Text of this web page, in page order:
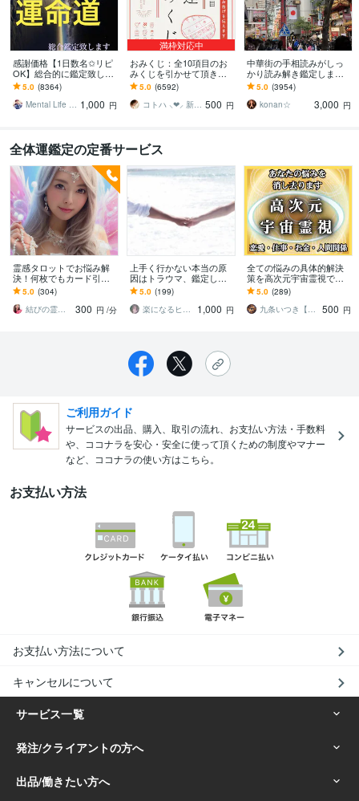
感謝価格【1日数名✩リピ
OK】総合的に鑑定致しま
す ✞後悔させません【未
来を良くする✩人生のヒン
ト】アドバイス付
5.0 (8364)
Mental Life Design 1,000 円
満枠対応中
おみくじ：全10項目のお
みくじを引かせて頂きま
す ㊙あなた様がこの先ど
う進むかの道しるべにな
さってください！
5.0 (6592)
コトハ ⸜❤︎⸝ 新サービス提供開始✨️ 500 円
中華街の手相読みがしっ
かり読み解き鑑定します
☆今後10年ほどの流れか
ら、良い時期、悪い時期
もお伝えします
5.0 (3954)
konan☆
3,000 円
全体運鑑定の定番サービス
霊感タロットでお悩み解
決！何枚でもカード引き
視ます あなたの抱える心
の疑問や不安、なんでも
お答え！！
5.0 (304)
結びの霊感鑑定士♡心の守護者優真（ゆうま
300 円 /分
上手く行かない本当の原
因はトラウマ、鑑定しま
す トラウマが人を負の人
間にして負を引き寄せ
る、オプションで解除
5.0 (199)
楽になるヒーリング
1,000 円
全ての悩みの具体的解決
策を高次元宇宙霊視で伝
えます 【全方位・人生好
転】恋愛・仕事・金銭・
人間関係・健康・家族
5.0 (289)
九条いつき【高次元宇宙霊視師】
500 円
ご利用ガイド
サービスの出品、購入、取引の流れ、お支払い方法・手数料
や、ココナラを安心・安全に使って頂くための制度やマナー
など、ココナラの使い方はこちら。
お支払い方法
お支払い方法について
キャンセルについて